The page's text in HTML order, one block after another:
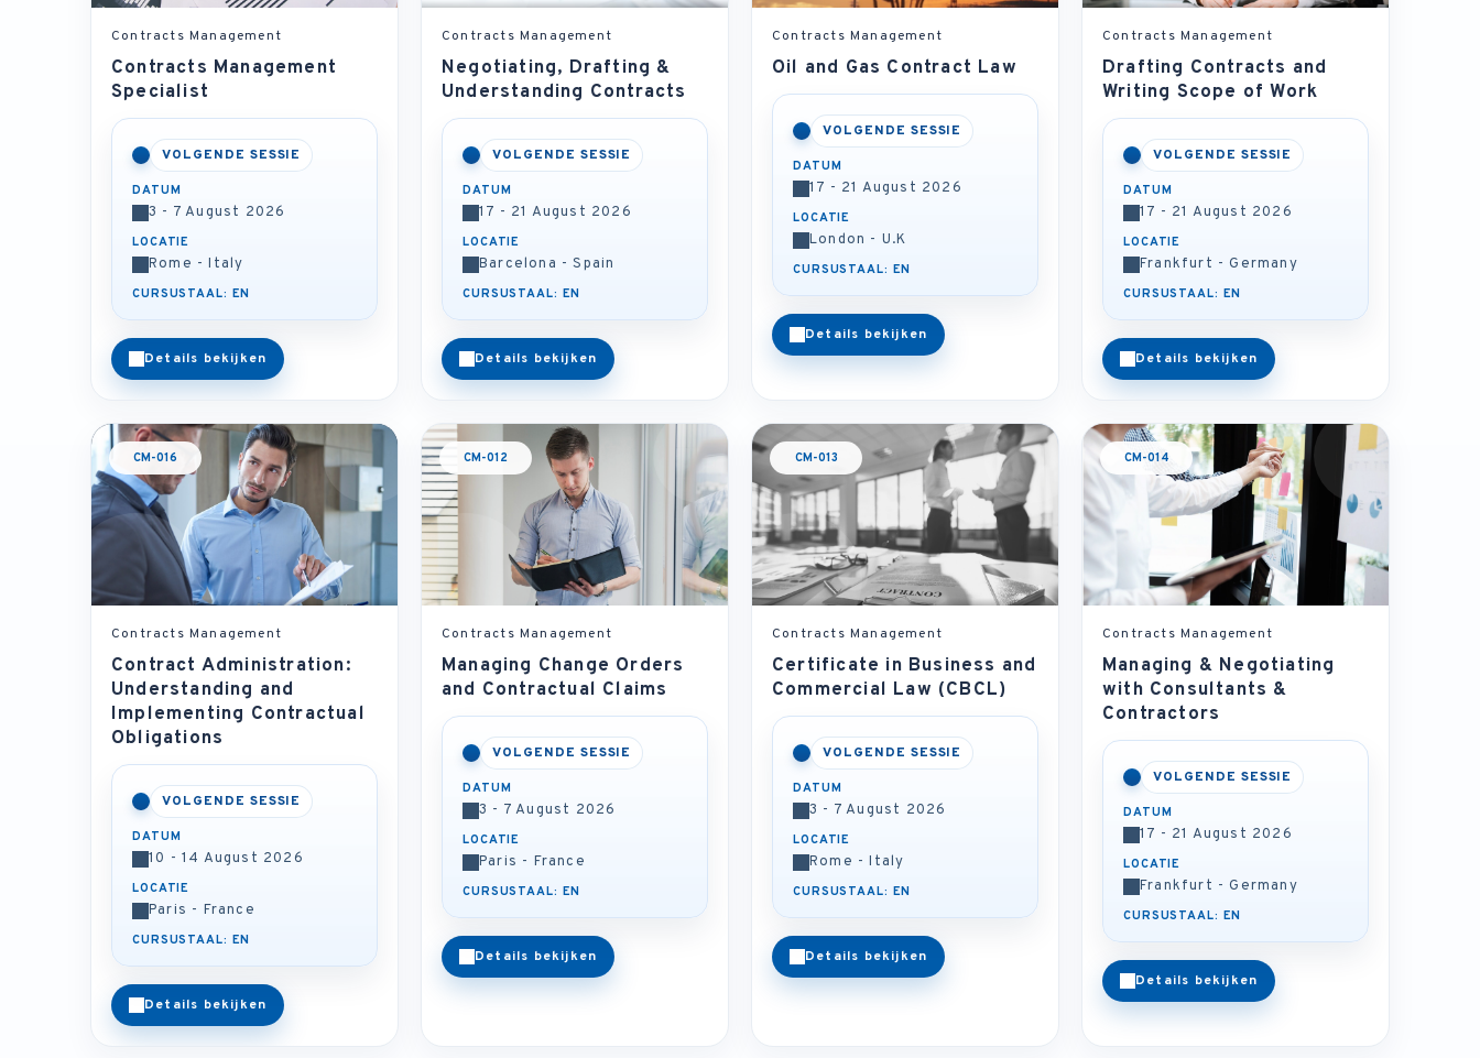
Contracts Management
Contracts Management
Specialist
VOLGENDE SESSIE
DATUM
3 - 7 August 2026
LOCATIE
Rome - Italy
CURSUSTAAL: EN
Details bekijken
Contracts Management
Negotiating, Drafting &
Understanding Contracts
VOLGENDE SESSIE
DATUM
17 - 21 August 2026
LOCATIE
Barcelona - Spain
CURSUSTAAL: EN
Details bekijken
Contracts Management
Oil and Gas Contract Law
VOLGENDE SESSIE
DATUM
17 - 21 August 2026
LOCATIE
London - U.K
CURSUSTAAL: EN
Details bekijken
Contracts Management
Drafting Contracts and
Writing Scope of Work
VOLGENDE SESSIE
DATUM
17 - 21 August 2026
LOCATIE
Frankfurt - Germany
CURSUSTAAL: EN
Details bekijken
CM-016
Contracts Management
Contract Administration:
Understanding and
Implementing Contractual
Obligations
VOLGENDE SESSIE
DATUM
10 - 14 August 2026
LOCATIE
Paris - France
CURSUSTAAL: EN
Details bekijken
CM-012
Contracts Management
Managing Change Orders
and Contractual Claims
VOLGENDE SESSIE
DATUM
3 - 7 August 2026
LOCATIE
Paris - France
CURSUSTAAL: EN
Details bekijken
CM-013
Contracts Management
Certificate in Business and
Commercial Law (CBCL)
VOLGENDE SESSIE
DATUM
3 - 7 August 2026
LOCATIE
Rome - Italy
CURSUSTAAL: EN
Details bekijken
CM-014
Contracts Management
Managing & Negotiating
with Consultants &
Contractors
VOLGENDE SESSIE
DATUM
17 - 21 August 2026
LOCATIE
Frankfurt - Germany
CURSUSTAAL: EN
Details bekijken